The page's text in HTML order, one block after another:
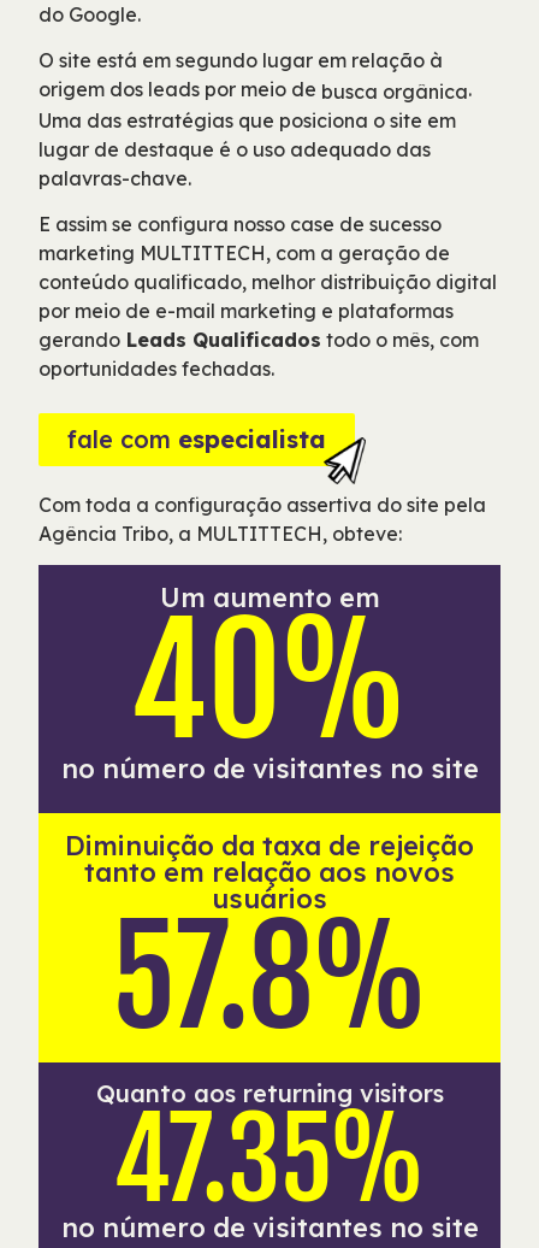
do Google.
O site está em segundo lugar em relação à
origem dos leads por meio de busca orgânica.
Uma das estratégias que posiciona o site em
lugar de destaque é o uso adequado das
palavras-chave.
E assim se configura nosso case de sucesso
marketing MULTITTECH, com a geração de
conteúdo qualificado, melhor distribuição digital
por meio de e-mail marketing e plataformas
gerando Leads Qualificados todo o mês, com
oportunidades fechadas.
fale com especialista
Com toda a configuração assertiva do site pela
Agência Tribo, a MULTITTECH, obteve:
Um aumento em
40%
no número de visitantes no site
Diminuição da taxa de rejeição
tanto em relação aos novos
usuários
57.8%
Quanto aos returning visitors
47.35%
no número de visitantes no site